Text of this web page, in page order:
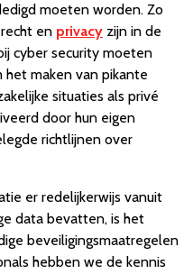
moeten worden. Zo
en privacy zijn in de
cyber security moeten
het maken van pikante
situaties als privé
door hun eigen
richtlijnen over
er redelijkerwijs vanuit
data bevatten, is het
beveiligingsmaatregelen
hebben we de kennis